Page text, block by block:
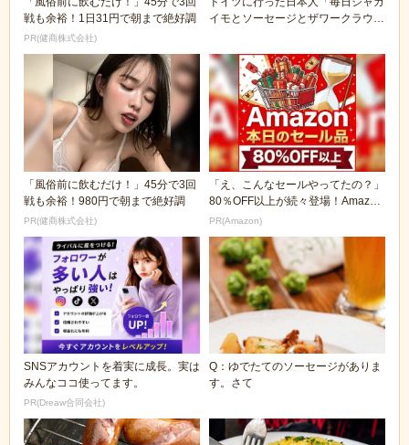
戦も余裕！1日31円で朝まで絶好調
PR(健商株式会社)
イモとソーセージとザワークラウト
「風俗前に飲むだけ！」45分で3回
戦も余裕！980円で朝まで絶好調
PR(健商株式会社)
「え、こんなセールやってたの？」
80％OFF以上が続々登場！Amazon
の本気が...
PR(Amazon)
SNSアカウントを着実に成長。実は
みんなココ使ってます。
PR(Dreaw合同会社)
Q：ゆでたてのソーセージがありま
す。さて